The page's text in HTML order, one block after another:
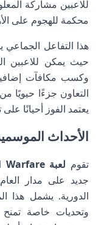
للاعبين مشاركة
محكمة للهجوم على
هذا التفاعل
حيث يمكن للاعبين
وكسب مكافآت
التعاون جزءًا حيويًا من
يعتمد الفوز أحيانًا
الأحداث
تقوم لعبة Invasion: Aerial Warfare مهكرة
جديد على مدار
الدورية. يشمل هذا
وتحديات خاصة